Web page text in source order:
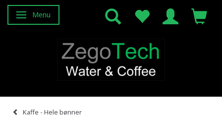
Attiva/disattiva navigazione
Menu
Kaffe - Hele bønner